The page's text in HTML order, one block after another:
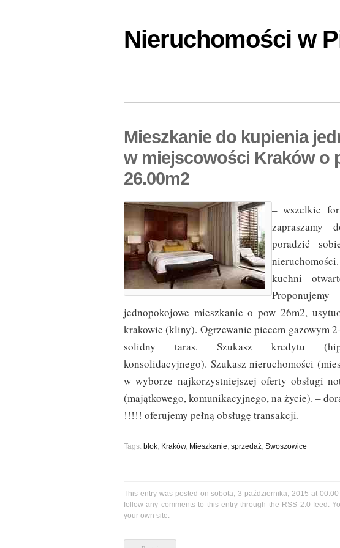
Nieruchomości w
Mieszkanie do kupienia
w miejscowości Kraków o
26.00m2
– wszelkie
poradzić
kuchni
jednopokojowe mieszkanie o pow 26m2,
krakowie (kliny). Ogrzewanie piecem gazowym
solidny taras. Szukasz kredytu
konsolidacyjnego). Szukasz nieruchomości
w wyborze najkorzystniejszej oferty obsługi
(majątkowego, komunikacyjnego, na życie). –
!!!!! oferujemy pełną obsługę transakcji.
Tags: blok, Kraków, Mieszkanie, sprzedaż, Swoszowice
This entry was posted on sobota, 3 października, 2015 at
follow any comments to this entry through the RSS 2.0 feed.
your own site.